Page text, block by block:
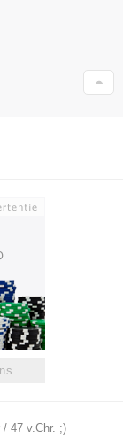
47 v.Chr. ;)